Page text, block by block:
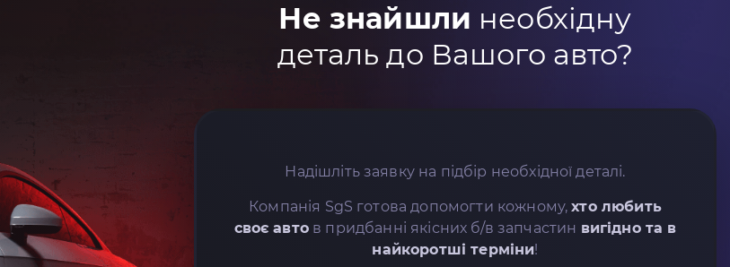
Не знайшли необхідну
деталь до Вашого авто?
Надішліть заявку на підбір необхідної деталі.
Компанія SgS готова допомогти кожному,хто любить
своє автов придбанні якісних б/в запчастин вигідно та в
найкоротші терміни!